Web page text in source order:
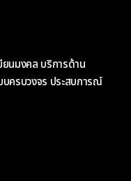
ยนมงคล บริการด้าน
ครบวงจร ประสบการณ์